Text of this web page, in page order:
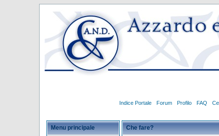
Indice Portale Forum Profilo FAQ
Menu principale Che fare?